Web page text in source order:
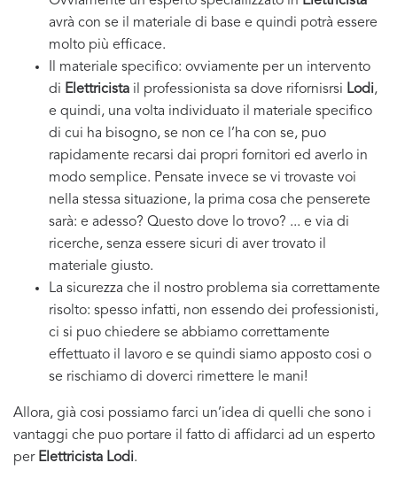
avrà con se il materiale di base e quindi potrà essere
molto più efficace.
Il materiale specifico: ovviamente per un intervento
di Elettricista il professionista sa dove rifornisrsi Lodi,
e quindi, una volta individuato il materiale specifico
di cui ha bisogno, se non ce l’ha con se, puo
rapidamente recarsi dai propri fornitori ed averlo in
modo semplice. Pensate invece se vi trovaste voi
nella stessa situazione, la prima cosa che penserete
sarà: e adesso? Questo dove lo trovo? ... e via di
ricerche, senza essere sicuri di aver trovato il
materiale giusto.
La sicurezza che il nostro problema sia correttamente
risolto: spesso infatti, non essendo dei professionisti,
ci si puo chiedere se abbiamo correttamente
effettuato il lavoro e se quindi siamo apposto cosi o
se rischiamo di doverci rimettere le mani!
Allora, già cosi possiamo farci un’idea di quelli che sono i
vantaggi che puo portare il fatto di affidarci ad un esperto
per Elettricista Lodi.